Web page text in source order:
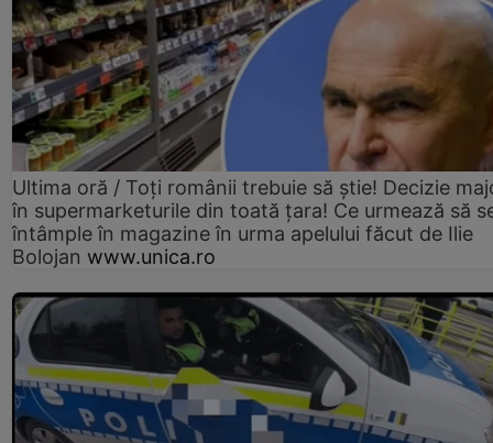
Ultima oră / Toți românii trebuie să știe! Decizie
în supermarketurile din toată țara! Ce urmează să
întâmple în magazine în urma apelului făcut de Ilie
Bolojan www.unica.ro